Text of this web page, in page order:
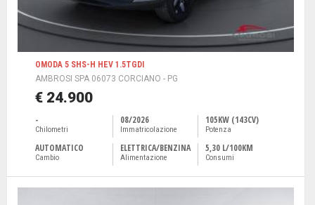
OMODA 5 SHS-H HEV 1.5TGDI
AMBROSI SPA 06073 CORCIANO - PG
€ 24.900
-
Chilometri
08/2026
Immatricolazione
105KW (143CV)
Potenza
AUTOMATICO
Cambio
ELETTRICA/BENZINA
Alimentazione
5,30 L/100KM
Consumi